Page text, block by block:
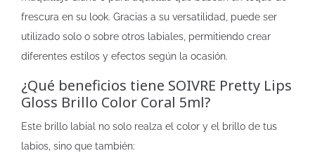
frescura en su look. Gracias a su versatilidad, puede ser
utilizado solo o sobre otros labiales, permitiendo crear
diferentes estilos y efectos según la ocasión.
¿Qué beneficios tiene SOIVRE Pretty Lips
Gloss Brillo Color Coral 5ml?
Este brillo labial no solo realza el color y el brillo de tus
labios, sino que también: